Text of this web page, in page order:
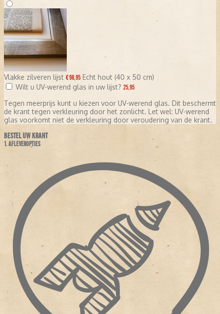
Vlakke zilveren lijst € 98,95 Echt hout (40 x 50 cm)
Wilt u UV-werend glas in uw lijst? 25,95
Tegen meerprijs kunt u kiezen voor UV-werend glas. Dit beschermt
de krant tegen verkleuring door het zonlicht. Let wel: UV-werend
glas voorkomt niet de verkleuring door veroudering van de krant.
BESTEL UW KRANT
1. AFLEVEROPTIES